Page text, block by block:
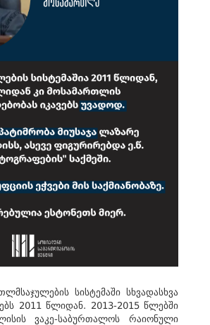
სისტემაში სხვადასხვა
2011 წლიდან. 2013-2015 წლებში
ვაკე-საბურთალოს რაიონული